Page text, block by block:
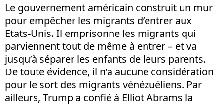
Le gouvernement américain construit un mur
pour empêcher les migrants d’entrer aux
Etats-Unis. Il emprisonne les migrants qui
parviennent tout de même à entrer – et va
jusqu’à séparer les enfants de leurs parents.
De toute évidence, il n’a aucune considération
pour le sort des migrants vénézuéliens. Par
ailleurs, Trump a confié à Elliot Abrams la